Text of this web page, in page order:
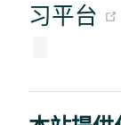
习平台